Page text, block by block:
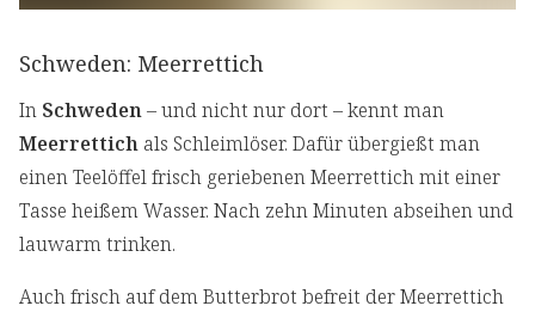
Schweden: Meerrettich
In Schweden– und nicht nur dort – kennt man
Meerrettich als Schleimlöser. Dafür übergießt man
einen Teelöffel frisch geriebenen Meerrettich mit einer
Tasse heißem Wasser. Nach zehn Minuten abseihen und
lauwarm trinken.
Auch frisch auf dem Butterbrot befreit der Meerrettich